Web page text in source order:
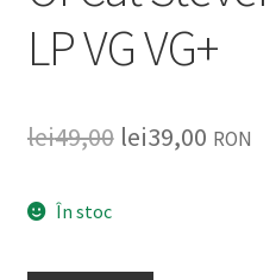
lei0,00
LP VG VG+
lei49,00 lei39,00 RON
În stoc